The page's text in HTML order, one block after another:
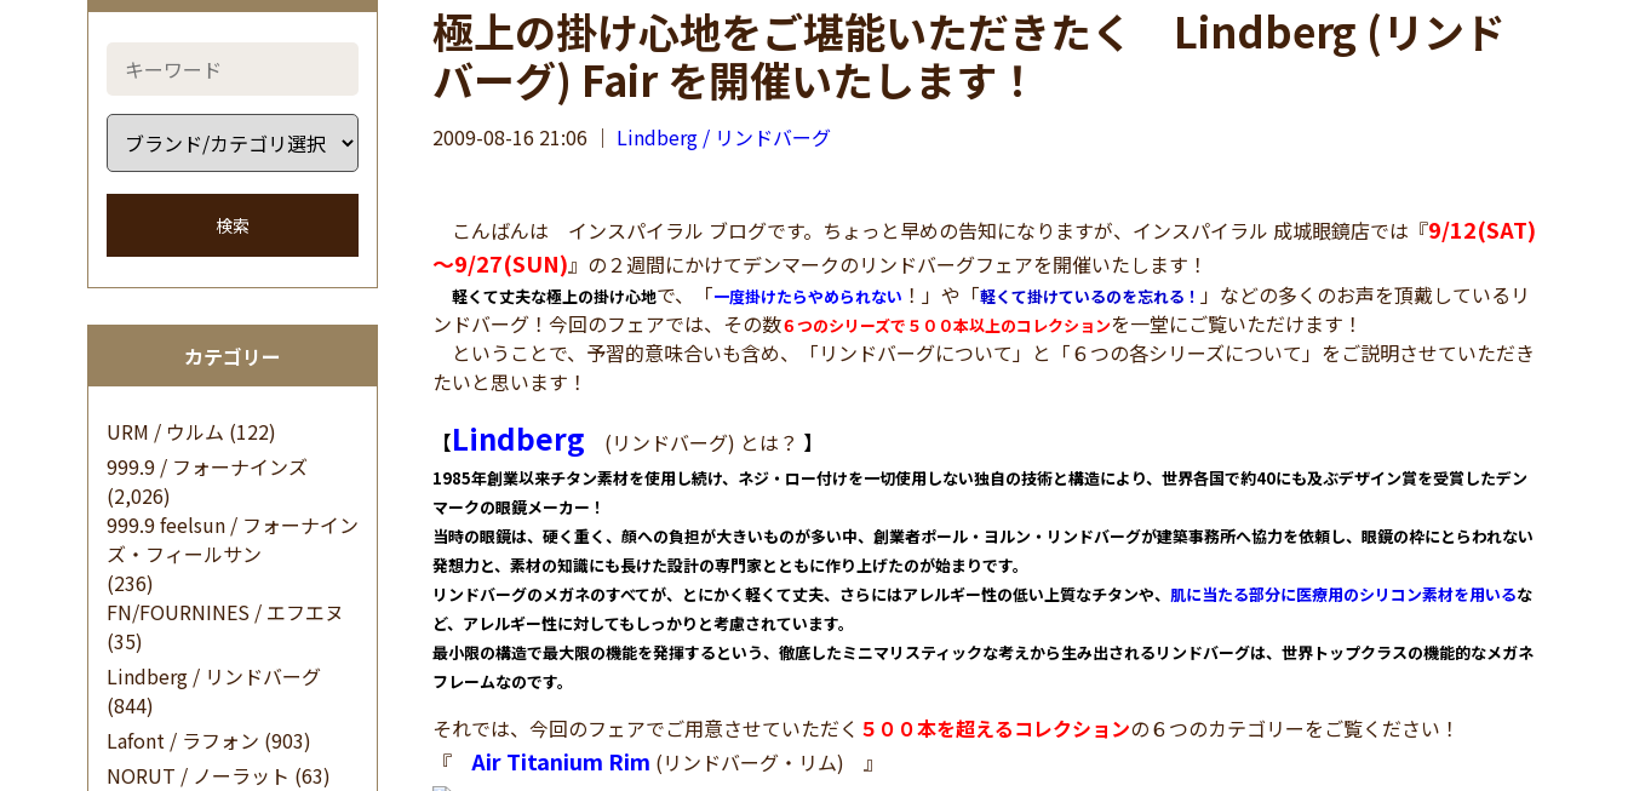
検索
カテゴリー
URM / ウルム (122)
999.9 / フォーナインズ
(2,026)
999.9 feelsun / フォーナイン
ズ・フィールサン
(236)
FN/FOURNINES / エフエヌ
(35)
Lindberg / リンドバーグ
(844)
Lafont / ラフォン (903)
NORUT / ノーラット (63)
極上の掛け心地をご堪能いただきたく Lindberg (リンド
バーグ) Fair を開催いたします！
2009-08-16 21:06 ｜ Lindberg / リンドバーグ
こんばんは インスパイラル ブログです。ちょっと早めの告知になりますが、インスパイラル 成城眼鏡店では『9/12(SAT)
～9/27(SUN)』の２週間にかけてデンマークのリンドバーグフェアを開催いたします！
軽くて丈夫な極上の掛け心地で、「一度掛けたらやめられない ！」や「軽くて掛けているのを忘れる！ 」などの多くのお声を頂戴しているリ
ンドバーグ！今回のフェアでは、その数６つのシリーズで５００本以上のコレクションを一堂にご覧いただけます！
ということで、予習的意味合いも含め、「リンドバーグについて」と「６つの各シリーズについて」をご説明させていただき
たいと思います！
【Lindberg (リンドバーグ) とは？ 】
1985年創業以来チタン素材を使用し続け、ネジ・ロー付けを一切使用しない独自の技術と構造により、世界各国で約40にも及ぶデザイン賞を受賞したデン
マークの眼鏡メーカー！
当時の眼鏡は、硬く重く、顔への負担が大きいものが多い中、創業者ポール・ヨルン・リンドバーグが建築事務所へ協力を依頼し、眼鏡の枠にとらわれない
発想力と、素材の知識にも長けた設計の専門家とともに作り上げたのが始まりです。
リンドバーグのメガネのすべてが、とにかく軽くて丈夫、さらにはアレルギー性の低い上質なチタンや、 肌に当たる部分に医療用のシリコン素材を用いるな
ど、アレルギー性に対してもしっかりと考慮されています。
最小限の構造で最大限の機能を発揮するという、徹底したミニマリスティックな考えから生み出されるリンドバーグは、世界トップクラスの機能的なメガネ
フレームなのです。
それでは、今回のフェアでご用意させていただく ５００本を超えるコレクションの６つのカテゴリーをご覧ください！
『 Air Titanium Rim (リンドバーグ・リム) 』